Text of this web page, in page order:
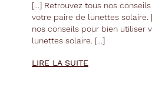
[...] Retrouvez tous nos
votre paire de lunettes solaire.
nos conseils pour bien utiliser
lunettes solaire. [...]
LIRE LA SUITE